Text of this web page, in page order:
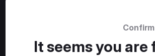
It seems you are